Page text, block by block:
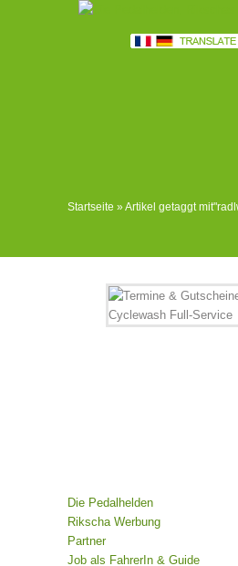
Startseite »Artikel getaggt mit"
Die Pedalhelden
Rikscha Werbung
Partner
Job als FahrerIn & Guide